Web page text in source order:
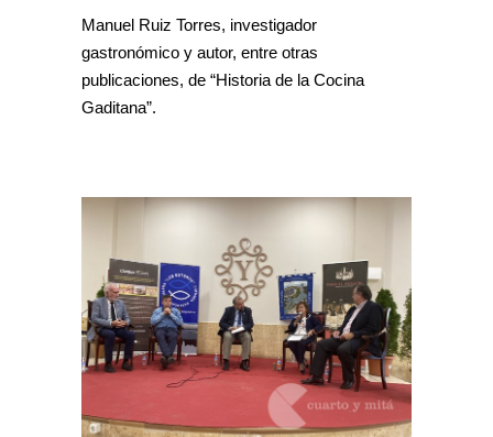
Manuel Ruiz Torres, investigador
gastronómico y autor, entre otras
publicaciones, de “Historia de la Cocina
Gaditana”.